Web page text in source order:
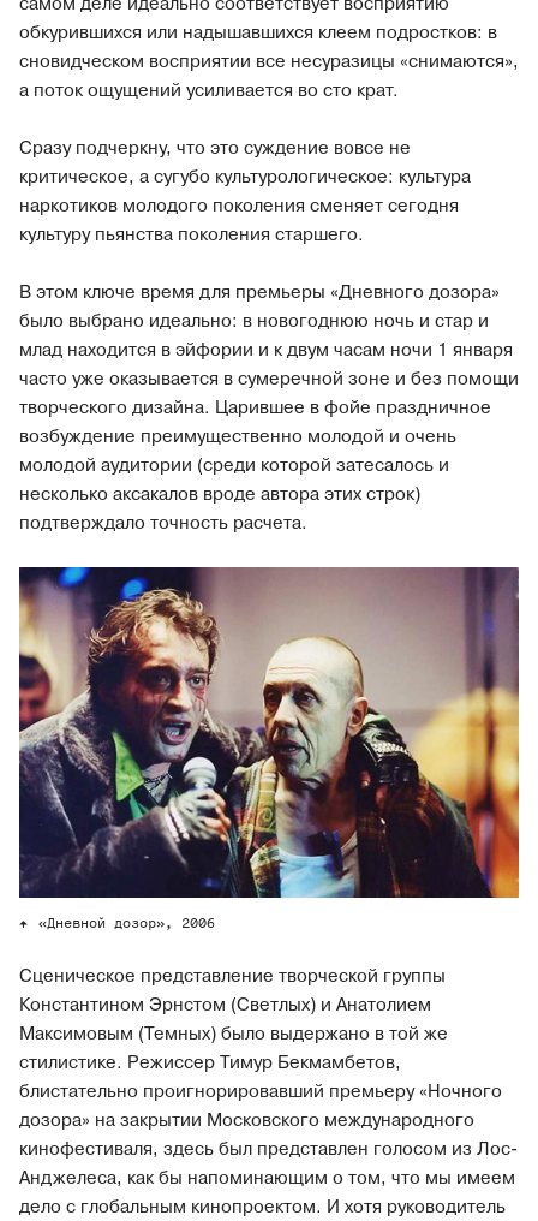
обкурившихся или надышавшихся клеем подростков: в
сновидческом восприятии все несуразицы «снимаются»,
а поток ощущений усиливается во сто крат.
Сразу подчеркну, что это суждение вовсе не
критическое, а сугубо культурологическое: культура
наркотиков молодого поколения сменяет сегодня
культуру пьянства поколения старшего.
В этом ключе время для премьеры «Дневного дозора»
было выбрано идеально: в новогоднюю ночь и стар и
млад находится в эйфории и к двум часам ночи 1 января
часто уже оказывается в сумеречной зоне и без помощи
творческого дизайна. Царившее в фойе праздничное
возбуждение преимущественно молодой и очень
молодой аудитории (среди которой затесалось и
несколько аксакалов вроде автора этих строк)
подтверждало точность расчета.
«Дневной дозор», 2006
Сценическое представление творческой группы
Константином Эрнстом (Светлых) и Анатолием
Максимовым (Темных) было выдержано в той же
стилистике. Режиссер Тимур Бекмамбетов,
блистательно проигнорировавший премьеру «Ночного
дозора» на закрытии Московского международного
кинофестиваля, здесь был представлен голосом из Лос-
Анджелеса, как бы напоминающим о том, что мы имеем
дело с глобальным кинопроектом. И хотя руководитель